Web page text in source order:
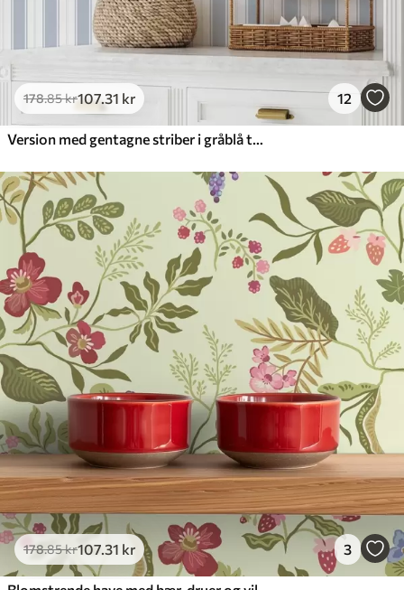
178.85kr107.31 kr 12
Version med gentagne striber i gråblå toner
178.85kr107.31 kr 3